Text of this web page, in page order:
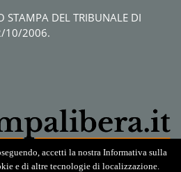
STAMPA DEL TRIBUNALE DI
10/2006.
accetti la nostra Informativa sulla
e di altre tecnologie di localizzazione.